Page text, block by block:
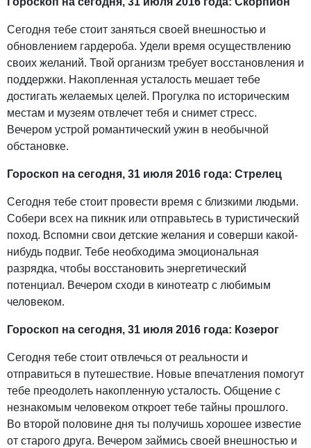
Сегодня тебе стоит заняться своей внешностью и
обновлением гардероба. Удели время осуществлению
своих желаний. Твой организм требует восстановления и
поддержки. Накопленная усталость мешает тебе
достигать желаемых целей. Прогулка по историческим
местам и музеям отвлечет тебя и снимет стресс.
Вечером устрой романтический ужин в необычной
обстановке.
Гороскоп на сегодня, 31 июля 2016 года: Стрелец
Сегодня тебе стоит провести время с близкими людьми.
Собери всех на пикник или отправьтесь в туристический
поход. Вспомни свои детские желания и соверши какой-
нибудь подвиг. Тебе необходима эмоциональная
разрядка, чтобы восстановить энергетический
потенциал. Вечером сходи в кинотеатр с любимым
человеком.
Гороскоп на сегодня, 31 июля 2016 года: Козерог
Сегодня тебе стоит отвлечься от реальности и
отправиться в путешествие. Новые впечатления помогут
тебе преодолеть накопленную усталость. Общение с
незнакомым человеком откроет тебе тайны прошлого.
Во второй половине дня ты получишь хорошее известие
от старого друга. Вечером займись своей внешностью и